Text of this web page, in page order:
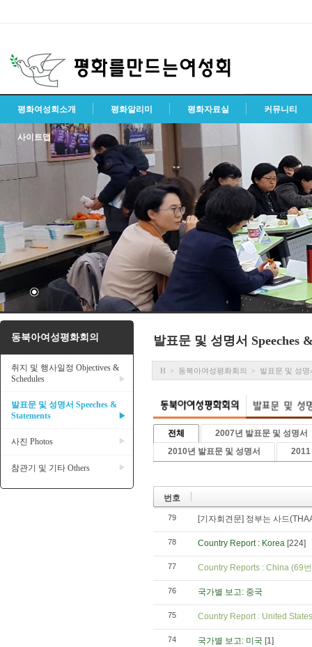
평화여성회소개 평화알리미 평화자료실 커뮤니티
사이트맵
동북아여성평화회의
취지 및 행사일정 Objectives &
Schedules
▶
발표문 및 성명서 Speeches &
Statements
▶
사진 Photos ▶
참관기 및 기타 Others ▶
발표문 및 성명서 Speeches
H > 동북아여성평화회의 > 발표문 및 성명
전체
2007년 발표문 및 성명서
2010년 발표문 및 성명서
2011
번호
79 [기자회견문] 정부는 사드
78 Country Report : Korea [224]
77 Country Reports : China (69
76 국가별 보고: 중국
75 Country Report : United States
74 국가별 보고: 미국 [1]